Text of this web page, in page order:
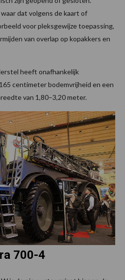
dat volgens de kaart of
voor pleksgewijze toepassing,
van overlap op kopakkers en
heeft onafhankelijk
centimeter bodemvrijheid en een
van 1,80–3,20 meter.
700-4